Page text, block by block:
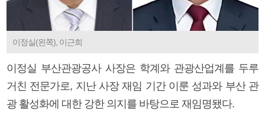
이정실(왼쪽), 이근희
이정실 부산관광공사 사장은 학계와 관광산업계를 두루
거친 전문가로, 지난 사장 재임 기간 이룬 성과와 부산 관
광 활성화에 대한 강한 의지를 바탕으로 재임명됐다.